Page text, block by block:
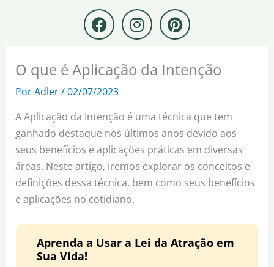
F
a
c
e
b
o
k
I
n
s
a
a
m
P
i
n
t
e
e
s
t
O que é Aplicação da Intenção
PorAdler/02/07/2023
A Aplicação da Intenção é uma técnica que tem
ganhado destaque nos últimos anos devido aos
seus benefícios e aplicações práticas em diversas
áreas. Neste artigo, iremos explorar os conceitos e
definições dessa técnica, bem como seus benefícios
e aplicações no cotidiano.
Aprenda a Usar a Lei da Atração em
Sua Vida!